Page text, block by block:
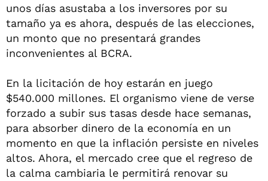
unos días asustaba a los inversores por su
tamaño ya es ahora, después de las elecciones,
un monto que no presentará grandes
inconvenientes al BCRA.
En la licitación de hoy estarán en juego
$540.000 millones. El organismo viene de verse
forzado a subir sus tasas desde hace semanas,
para absorber dinero de la economía en un
momento en que la inflación persiste en niveles
altos. Ahora, el mercado cree que el regreso de
la calma cambiaria le permitirá renovar su